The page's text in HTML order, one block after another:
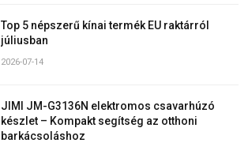
Top 5 népszerű kínai termék EU raktárról
júliusban
2026-07-14
JIMI JM-G3136N elektromos csavarhúzó
készlet – Kompakt segítség az otthoni
barkácsoláshoz